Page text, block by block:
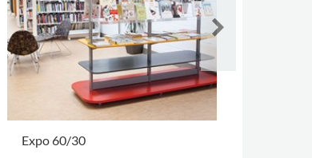
Expo 60/30